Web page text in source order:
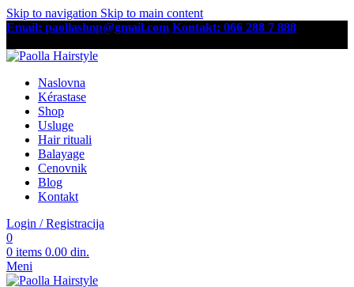
Skip to navigation Skip to main content
Email: paollashop@gmail.com Kontakt: 066 288 7 888
Naslovna
Kérastase
Shop
Usluge
Hair rituali
Balayage
Cenovnik
Blog
Kontakt
Login / Registracija
0
0 items 0.00 din.
Meni